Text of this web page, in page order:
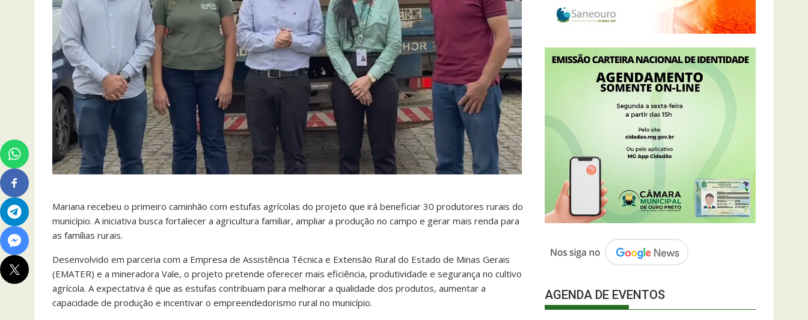
Mariana recebeu o primeiro caminhão com estufas agrícolas do projeto que irá beneficiar 30 produtores rurais do
município. A iniciativa busca fortalecer a agricultura familiar, ampliar a produção no campo e gerar mais renda para
as famílias rurais.
Desenvolvido em parceria com a Empresa de Assistência Técnica e Extensão Rural do Estado de Minas Gerais
(EMATER) e a mineradora Vale, o projeto pretende oferecer mais eficiência, produtividade e segurança no cultivo
agrícola. A expectativa é que as estufas contribuam para melhorar a qualidade dos produtos, aumentar a
capacidade de produção e incentivar o empreendedorismo rural no município.
AGENDA DE EVENTOS